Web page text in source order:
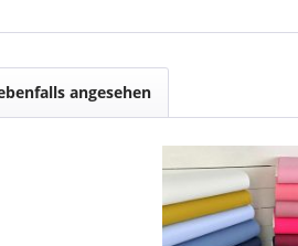
angesehen